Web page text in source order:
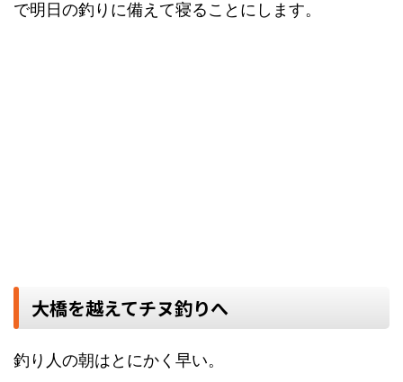
で明日の釣りに備えて寝ることにします。
大橋を越えてチヌ釣りへ
釣り人の朝はとにかく早い。